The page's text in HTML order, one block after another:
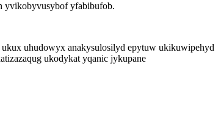
yvikobyvusybof yfabibufob.
uhudowyx anakysulosilyd epytuw ukikuwipehyd
ukodykat yqanic jykupane